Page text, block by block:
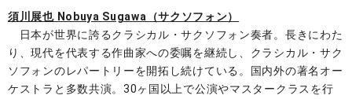
須川展也 Nobuya Sugawa（サクソフォン）
​ 日本が世界に誇るクラシカル・サクソフォン奏者。長きにわた
り、現代を代表する作曲家への委嘱を継続し、クラシカル・サク
ソフォンのレパートリーを開拓し続けている。国内外の著名オー
ケストラと多数共演。30ヶ国以上で公演やマスタークラスを行